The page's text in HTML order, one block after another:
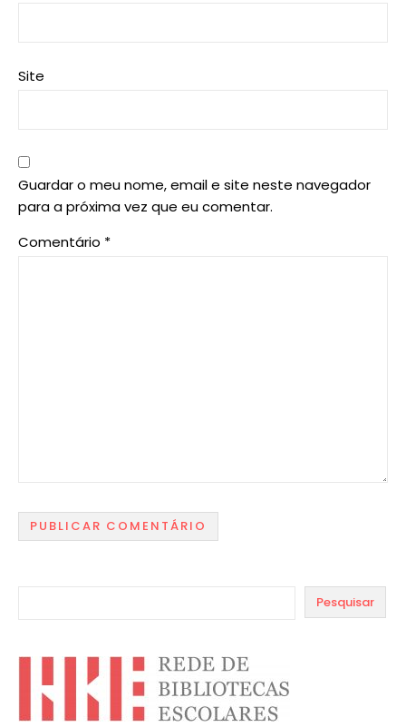
Site
Guardar o meu nome, email e site neste navegador
para a próxima vez que eu comentar.
Comentário *
Pesquisar